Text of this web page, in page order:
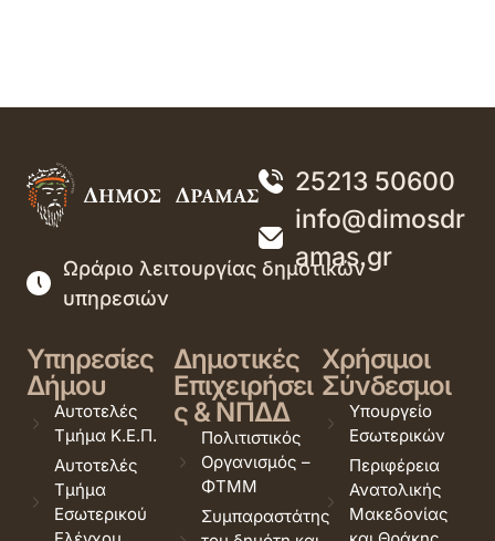
25213 50600
info@dimosdr
amas.gr
Ωράριο λειτουργίας δημοτικών
υπηρεσιών
Υπηρεσίες
Δήμου
Αυτοτελές
Τμήμα Κ.Ε.Π.
Αυτοτελές
Τμήμα
Εσωτερικού
Δημοτικές
Επιχειρήσει
ς & ΝΠΔΔ
Πολιτιστικός
Οργανισμός –
ΦΤΜΜ
Συμπαραστάτης
Χρήσιμοι
Σύνδεσμοι
Υπουργείο
Εσωτερικών
Περιφέρεια
Ανατολικής
Μακεδονίας